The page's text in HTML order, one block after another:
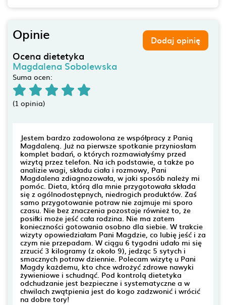
Opinie Dodaj opinię
Ocena dietetyka
Magdalena Sobolewska
Suma ocen:
(1 opinia)
Jestem bardzo zadowolona ze współpracy z Panią
Magdaleną. Już na pierwsze spotkanie przyniosłam
komplet badań, o których rozmawiałyśmy przed
wizytą przez telefon. Na ich podstawie, a także po
analizie wagi, składu ciała i rozmowy, Pani
Magdalena zdiagnozowała, w jaki sposób należy mi
pomóc. Dieta, którą dla mnie przygotowała składa
się z ogólnodostępnych, niedrogich produktów. Zaś
samo przygotowanie potraw nie zajmuje mi sporo
czasu. Nie bez znaczenia pozostaje również to, że
posiłki może jeść cała rodzina. Nie ma zatem
konieczności gotowania osobno dla siebie. W trakcie
wizyty opowiedziałam Pani Magdzie, co lubię jeść i za
czym nie przepadam. W ciągu 6 tygodni udało mi się
zrzucić 3 kilogramy (z około 9), jedząc 5 sytych i
smacznych potraw dziennie. Polecam wizytę u Pani
Magdy każdemu, kto chce wdrożyć zdrowe nawyki
żywieniowe i schudnąć. Pod kontrolą dietetyka
odchudzanie jest bezpieczne i systematyczne a w
chwilach zwątpienia jest do kogo zadzwonić i wrócić
na dobre tory!